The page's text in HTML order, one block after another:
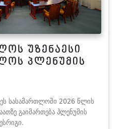
უზენაესი
პლენუმის
სასამართლოში 2026 წლის
გაიმართება პლენუმის